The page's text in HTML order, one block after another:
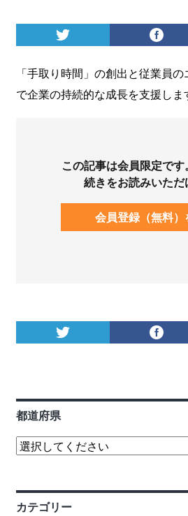
「手取り時間」の創出と従業員
で企業の持続的な成長を支援しま
この記事は会員限定で
続きをお読みいただ
会員登録（無料）
都道府県
カテゴリー